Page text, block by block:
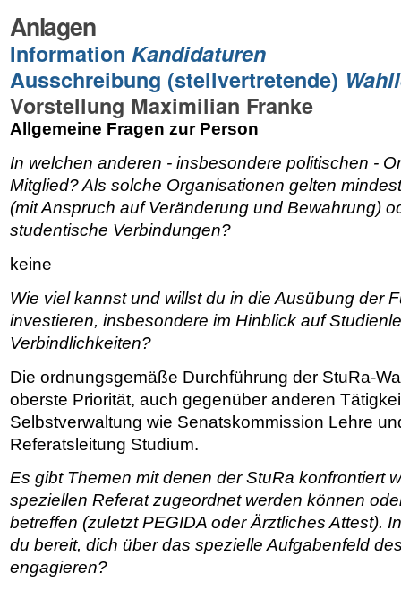
Anlagen
Information Kandidaturen
Ausschreibung (stellvertretende)
Vorstellung Maximilian Franke
Allgemeine Fragen zur Person
In welchen anderen - insbesondere politischen -
Mitglied? Als solche Organisationen gelten
(mit Anspruch auf Veränderung und Bewahrung)
studentische Verbindungen?
keine
Wie viel kannst und willst du in die Ausübung der
investieren, insbesondere im Hinblick auf
Verbindlichkeiten?
Die ordnungsgemäße Durchführung der StuRa-
oberste Priorität, auch gegenüber anderen
Selbstverwaltung wie Senatskommission Lehre
Referatsleitung Studium.
Es gibt Themen mit denen der StuRa konfrontiert
speziellen Referat zugeordnet werden können
betreffen (zuletzt PEGIDA oder Ärztliches Attest).
du bereit, dich über das spezielle Aufgabenfeld
engagieren?